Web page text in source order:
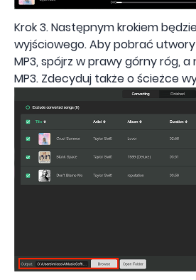
Krok 3. Następnym krokiem
wyjściowego. Aby pobrać
MP3, spójrz w prawy górny róg,
MP3. Zdecyduj także o ścieżce